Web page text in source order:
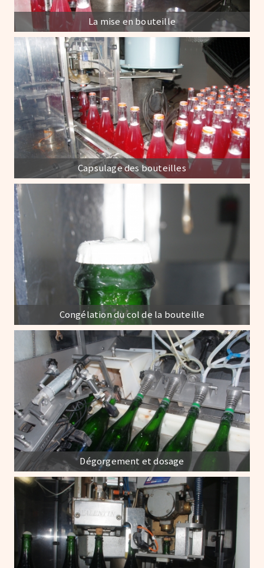
La mise en bouteille
Capsulage des bouteilles
Congélation du col de la bouteille
Dégorgement et dosage